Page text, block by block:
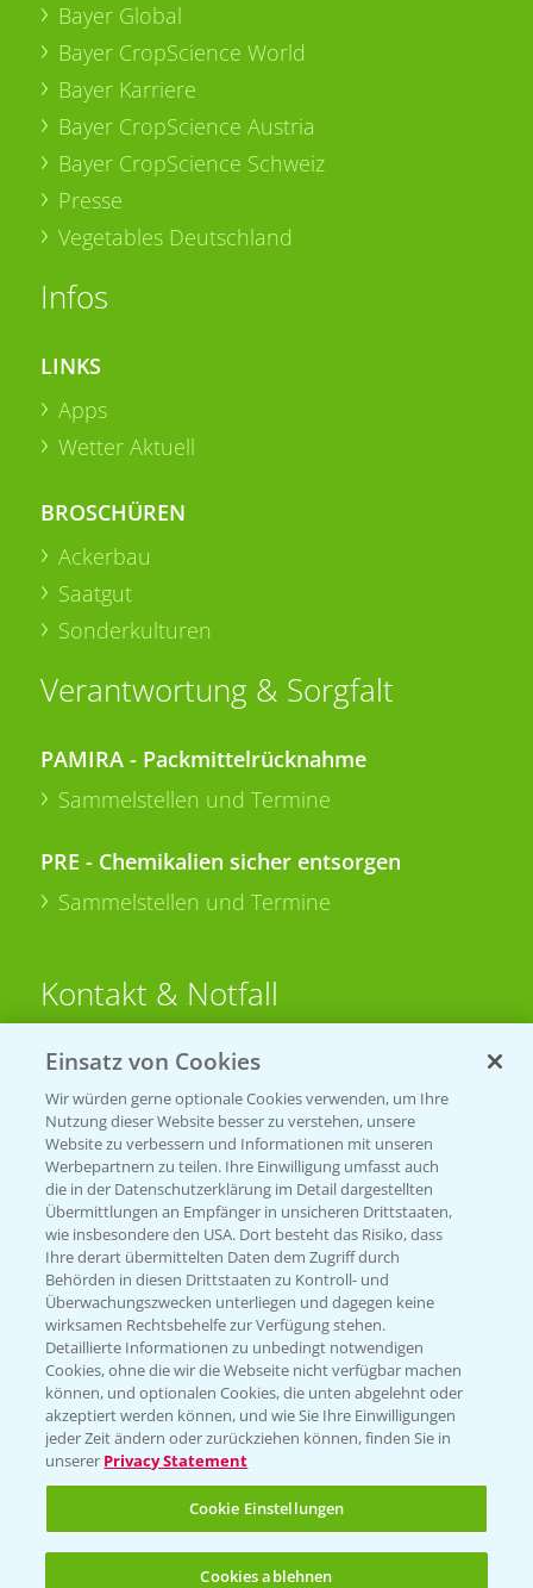
Bayer Global
Bayer CropScience World
Bayer Karriere
Bayer CropScience Austria
Bayer CropScience Schweiz
Presse
Vegetables Deutschland
Infos
LINKS
Apps
Wetter Aktuell
BROSCHÜREN
Ackerbau
Saatgut
Sonderkulturen
Verantwortung & Sorgfalt
PAMIRA - Packmittelrücknahme
Sammelstellen und Termine
PRE - Chemikalien sicher entsorgen
Sammelstellen und Termine
Kontakt & Notfall
Beratung auf WhatsApp
T.+49 (0)174 346 564 1
KONTAKT
Hilfe in Notfällen
T.+49 (0)214/30-20220
Folgen Sie uns
Einsatz von Cookies
Wir würden gerne optionale Cookies verwenden, um Ihre
Nutzung dieser Website besser zu verstehen, unsere
Website zu verbessern und Informationen mit unseren
Werbepartnern zu teilen. Ihre Einwilligung umfasst auch
die in der Datenschutzerklärung im Detail dargestellten
Übermittlungen an Empfänger in unsicheren Drittstaaten,
wie insbesondere den USA. Dort besteht das Risiko, dass
Ihre derart übermittelten Daten dem Zugriff durch
Behörden in diesen Drittstaaten zu Kontroll- und
Überwachungszwecken unterliegen und dagegen keine
wirksamen Rechtsbehelfe zur Verfügung stehen.
Detaillierte Informationen zu unbedingt notwendigen
Cookies, ohne die wir die Webseite nicht verfügbar machen
können, und optionalen Cookies, die unten abgelehnt oder
akzeptiert werden können, und wie Sie Ihre Einwilligungen
jeder Zeit ändern oder zurückziehen können, finden Sie in
unserer Privacy Statement
Cookie Einstellungen
Cookies ablehnen